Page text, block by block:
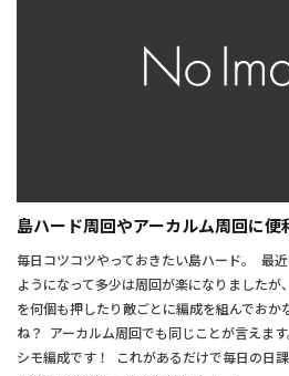
島ハード周回やアーカルム周回に便
毎日コツコツやっておきたい島ハード。 最
ようになって多少は周回が楽になりましたが
を何個も押したり敵ごとに編成を組んでおか
ね？ アーカルム周回でも同じことが言えま
シモ編成です！ これがあるだけで毎日の日